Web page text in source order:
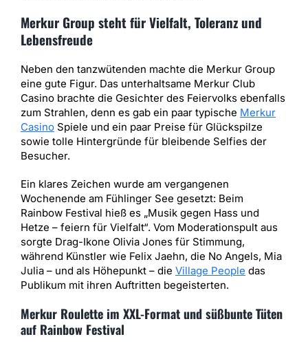
Merkur Group steht für Vielfalt, Toleranz und
Lebensfreude
Neben den tanzwütenden machte die Merkur Group
eine gute Figur. Das unterhaltsame Merkur Club
Casino brachte die Gesichter des Feiervolks ebenfalls
zum Strahlen, denn es gab ein paar typische Merkur
CasinoSpiele und ein paar Preise für Glückspilze
sowie tolle Hintergründe für bleibende Selfies der
Besucher.
Ein klares Zeichen wurde am vergangenen
Wochenende am Fühlinger See gesetzt: Beim
Rainbow Festival hieß es „Musik gegen Hass und
Hetze – feiern für Vielfalt“. Vom Moderationspult aus
sorgte Drag-Ikone Olivia Jones für Stimmung,
während Künstler wie Felix Jaehn, die No Angels, Mia
Julia – und als Höhepunkt – die Village People das
Publikum mit ihren Auftritten begeisterten.
Merkur Roulette im XXL-Format und süßbunte Tüten
auf Rainbow Festival